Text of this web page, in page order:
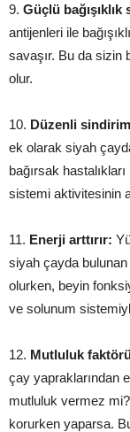
9. Güçlü bağışıklık
antijenleri ile
savaşır. Bu da sizin
olur.
10. Düzenli
ek olarak siyah
bağırsak
sistemi aktivitesinin
11. Enerji arttırır:
siyah çayda bulunan
olurken, beyin
ve solunum
12. Mutluluk
çay yapraklarından
mutluluk vermez
korurken yaparsa.